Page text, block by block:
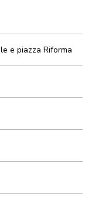
e piazza Riforma